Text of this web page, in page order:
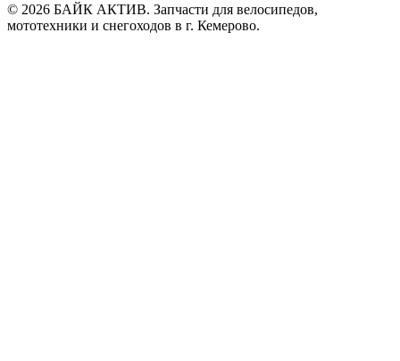
© 2026 БАЙК АКТИВ. Запчасти для велосипедов,
мототехники и снегоходов в г. Кемерово.